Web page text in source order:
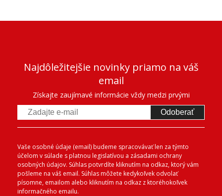
Najdôležitejšie novinky priamo na váš
email
Získajte zaujímavé informácie vždy medzi prvými
Odoberať
Vaše osobné údaje (email) budeme spracovávať len za týmto
účelom v súlade s platnou legislatívou a zásadami ochrany
osobných údajov. Súhlas potvrdíte kliknutím na odkaz, ktorý vám
pošleme na váš email. Súhlas môžete kedykoľvek odvolať
písomne, emailom alebo kliknutím na odkaz z ktoréhokoľvek
informačného emailu.